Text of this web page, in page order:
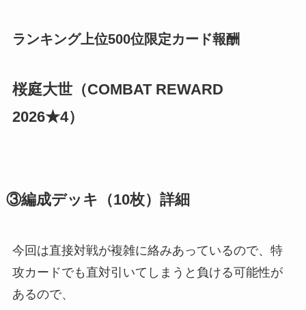
ランキング上位500位限定カード報酬
桜庭大世（COMBAT REWARD
2026★4）
③編成デッキ（10枚）詳細
今回は直接対戦が複雑に絡みあっているので、特
攻カードでも直対引いてしまうと負ける可能性が
あるので、